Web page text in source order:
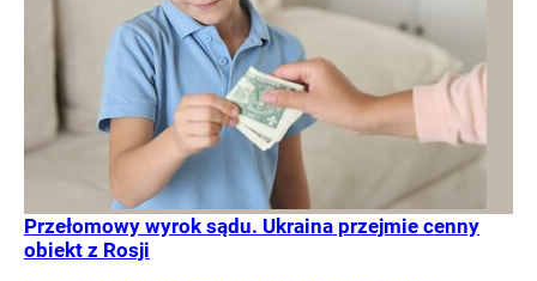
Przełomowy wyrok sądu. Ukraina przejmie cenny
obiekt z Rosji